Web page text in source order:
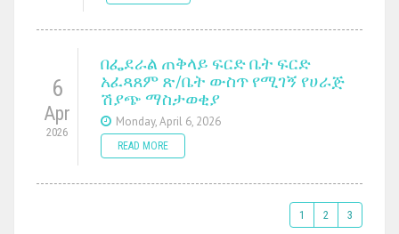
6
Apr
2026
በፌደራል ጠቅላይ ፍርድ ቤት ፍርድ
አፈጻጸም ጽ/ቤት ውስጥ የሚገኝ የሀራጅ
ሽያጭ ማስታወቂያ
Monday, April 6, 2026
READ MORE
1 2 3